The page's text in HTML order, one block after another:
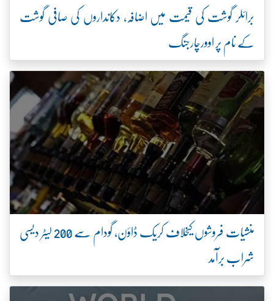
برائلر گوشت کی قیمت میں اضافہ، دکانداروں کی صافی گوشت
کے نام پر اوورچارجنگ
منشیات فروشوں کیخلاف کریک ڈاؤن، گودام سے 200 لیٹر دیسی
شراب برآمد